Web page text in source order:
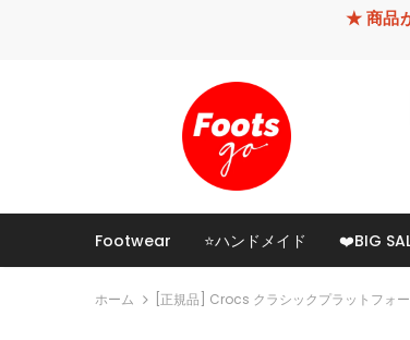
★ 商品が税関を通過できな
Footwear ⭐ハンドメイド ❤️BIG
ホーム [正規品] Crocs クラシックプラットフォ